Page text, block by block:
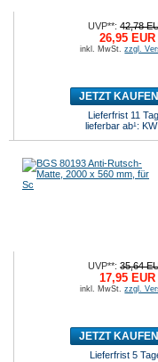
UVP**:42,78
26,95 EUR
inkl. MwSt.zzgl.
JETZT KAUFEN
Lieferfrist 11
lieferbar ab¹:
UVP**:35,64
17,95 EUR
inkl. MwSt.zzgl.
JETZT KAUFEN
Lieferfrist 5